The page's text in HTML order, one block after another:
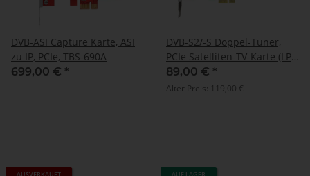
DVB-ASI Capture Karte, ASI
zu IP, PCIe, TBS-690A
699,00 € *
DVB-S2/-S Doppel-Tuner,
PCIe Satelliten-TV-Karte (LP),
TBS-6902
89,00 € *
Alter Preis: 119,00 €
AUSVERKAUFT AUF LAGER